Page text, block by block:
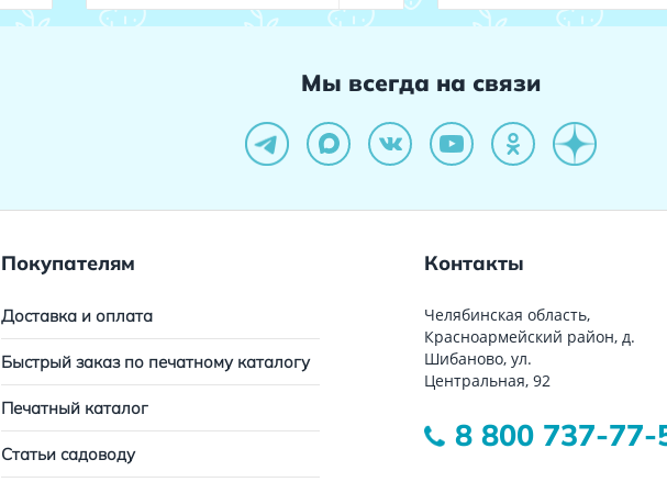
Мы всегда на связи
Покупателям
Доставка и оплата
Быстрый заказ по печатному каталогу
Печатный каталог
Статьи садоводу
Контакты
Челябинская область,
Красноармейский район, д.
Шибаново, ул.
Центральная, 92
8 800 737-77-